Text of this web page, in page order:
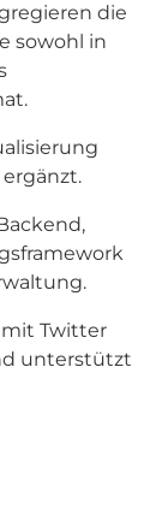
die
sowohl in
Twitter
unterstützt